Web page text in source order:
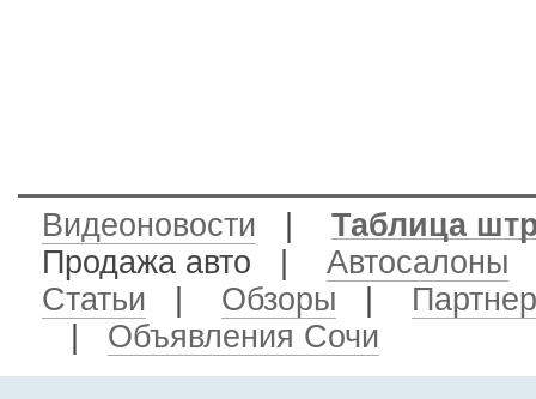
Видеоновости
Таблица
Продажа авто
Автосалоны
Статьи
Обзоры
Объявления Сочи